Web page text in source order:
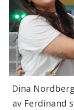
Dina
av Ferdinand